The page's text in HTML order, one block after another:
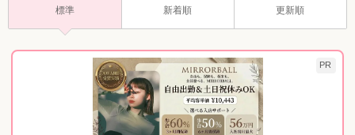
標準 新着順 更新順
PR